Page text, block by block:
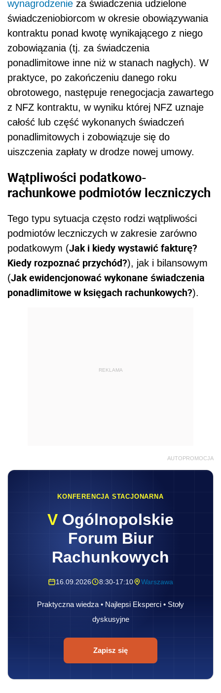
wynagrodzenie za świadczenia udzielone
świadczeniobiorcom w okresie obowiązywania
kontraktu ponad kwotę wynikającego z niego
zobowiązania (tj. za świadczenia
ponadlimitowe inne niż w stanach nagłych). W
praktyce, po zakończeniu danego roku
obrotowego, następuje renegocjacja zawartego
z NFZ kontraktu, w wyniku której NFZ uznaje
całość lub część wykonanych świadczeń
ponadlimitowych i zobowiązuje się do
uiszczenia zapłaty w drodze nowej umowy.
Wątpliwości podatkowo-
rachunkowe podmiotów leczniczych
Tego typu sytuacja często rodzi wątpliwości
podmiotów leczniczych w zakresie zarówno
podatkowym (Jak i kiedy wystawić fakturę?
Kiedy rozpoznać przychód?), jak i bilansowym
(Jak ewidencjonować wykonane świadczenia
ponadlimitowe w księgach rachunkowych?).
REKLAMA
AUTOPROMOCJA
KONFERENCJA STACJONARNA
V Ogólnopolskie
Forum Biur
Rachunkowych
16.09.2026 8:30-17:10 Warszawa
Praktyczna wiedza • Najlepsi Eksperci • Stoły
dyskusyjne
Zapisz się